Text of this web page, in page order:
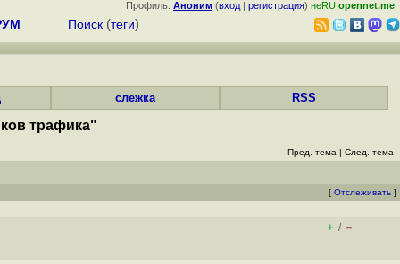
Профиль: Аноним (вход | регистрация) неRU opennet.me
Поиск (теги)
слежка RSS
трафика"
Пред. тема | След. тема
[ Отслеживать ]
+ / –